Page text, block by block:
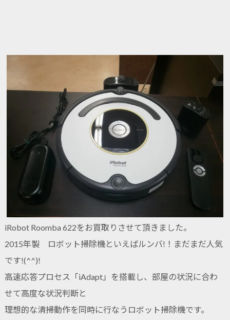
iRobot Roomba 622をお買取りさせて頂きました。
2015年製 ロボット掃除機といえばルンバ!！まだまだ人気
です!(^^)!
高速応答プロセス「iAdapt」を搭載し、部屋の状況に合わ
せて高度な状況判断と
理想的な清掃動作を同時に行なうロボット掃除機です。